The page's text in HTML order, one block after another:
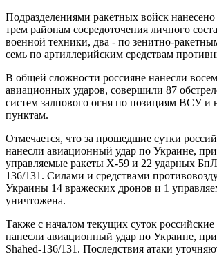
Подразделениями ракетных войск
трем районам сосредоточения личного
военной техники, два - по зенитно-
семь по артиллерийским средствам
В общей сложности россияне нанесли
авиационных ударов, совершили 87
систем залпового огня по позициям ВСУ и
пунктам.
Отмечается, что за прошедшие сутки
нанесли авиационный удар по Украине,
управляемые ракеты Х-59 и 22 ударных
136/131. Силами и средствами
Украины 14 вражеских дронов и 1
уничтожена.
Также с началом текущих суток
нанесли авиационный удар по Украине,
Shahed-136/131. Последствия атаки